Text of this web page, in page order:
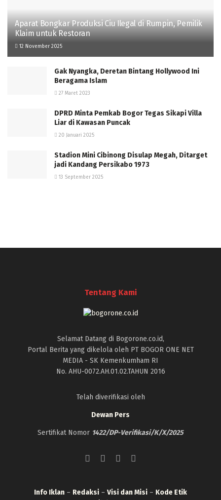
Aparat Bongkar Produksi Ciu Ilegal di Rumpin, Pemilik
Klaim untuk Restoran
12 November 2025
Gak Nyangka, Deretan Bintang Hollywood Ini
Beragama Islam
27 Maret 2023
DPRD Minta Pemkab Bogor Tegas Sikapi Villa
Liar di Kawasan Puncak
20 Januari 2025
Stadion Mini Cibinong Disulap Megah, Ditarget
jadi Kandang Persikabo 1973
13 September 2025
Tentang Kami
Selamat Datang di Bogorone.co.id,
Portal Berita yang dikelola oleh PT BOGOR ONE NET
MEDIA - SK Kemenkumham RI
No. AHU-0072.AH.01.02.TAHUN 2016
Telah diverifikasi oleh
Dewan Pers
Sertifikat Nomor 1422/DP-Verifikasi/K/X/2025
Info Iklan – Redaksi – Visi dan Misi – Kode Etik